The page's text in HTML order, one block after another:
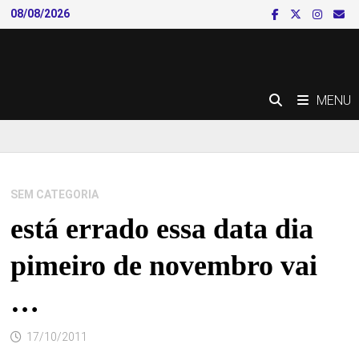
Skip
to
08/08/2026
MENU
SEM CATEGORIA
está errado essa data dia
pimeiro de novembro vai
…
17/10/2011